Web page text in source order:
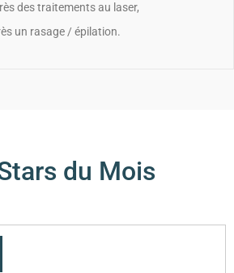
des traitements au laser,
un rasage / épilation.
du Mois